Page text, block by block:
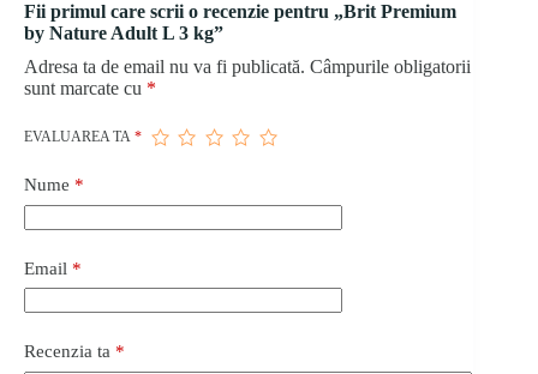
Fii primul care scrii o recenzie pentru „Brit Premium
by Nature Adult L 3 kg”
Adresa ta de email nu va fi publicată. Câmpurile obligatorii
sunt marcate cu *
EVALUAREA TA *
Nume *
Email *
Recenzia ta *